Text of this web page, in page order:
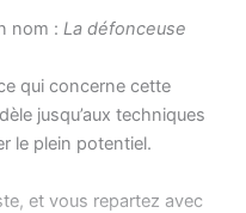
Apprenez à choisir les
: . On y apprend
nom :La défonceuse
qui concerne cette
jusqu’aux techniques
le plein potentiel.
et vous repartez avec